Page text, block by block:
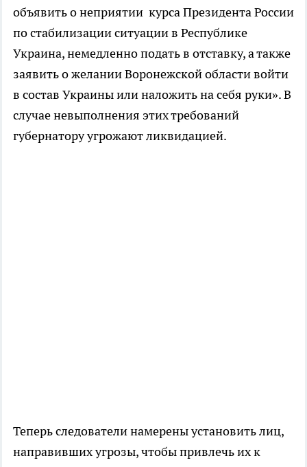
объявить о неприятии курса Президента России
по стабилизации ситуации в Республике
Украина, немедленно подать в отставку, а также
заявить о желании Воронежской области войти
в состав Украины или наложить на себя руки». В
случае невыполнения этих требований
губернатору угрожают ликвидацией.
Теперь следователи намерены установить лиц,
направивших угрозы, чтобы привлечь их к